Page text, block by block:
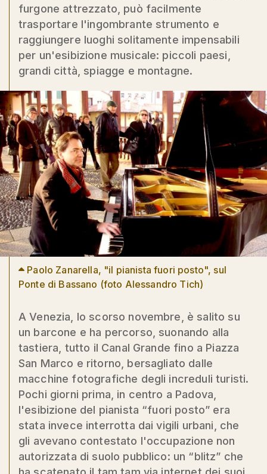
furgone attrezzato, può facilmente
trasportare l'ingombrante strumento e
raggiungere luoghi solitamente impensabili
per un'esibizione musicale: piccoli paesi,
grandi città, spiagge e montagne.
Paolo Zanarella, "il pianista fuori posto", sul
Ponte di Bassano (foto Alessandro Tich)
A Venezia, lo scorso novembre, è salito su
un barcone e ha percorso, suonando alla
tastiera, tutto il Canal Grande fino a Piazza
San Marco e ritorno, bersagliato dalle
macchine fotografiche degli increduli turisti.
Pochi giorni prima, in centro a Padova,
l'esibizione del pianista “fuori posto” era
stata invece interrotta dai vigili urbani, che
gli avevano contestato l'occupazione non
autorizzata di suolo pubblico: un “blitz” che